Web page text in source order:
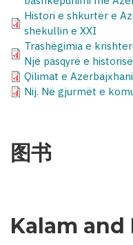
Histori e shkurtër e
shekullin e XXI
Trashëgimia e
Një pasqyrë e
Qilimat e
Nij. Në gjurmët e
图书
Kalam and